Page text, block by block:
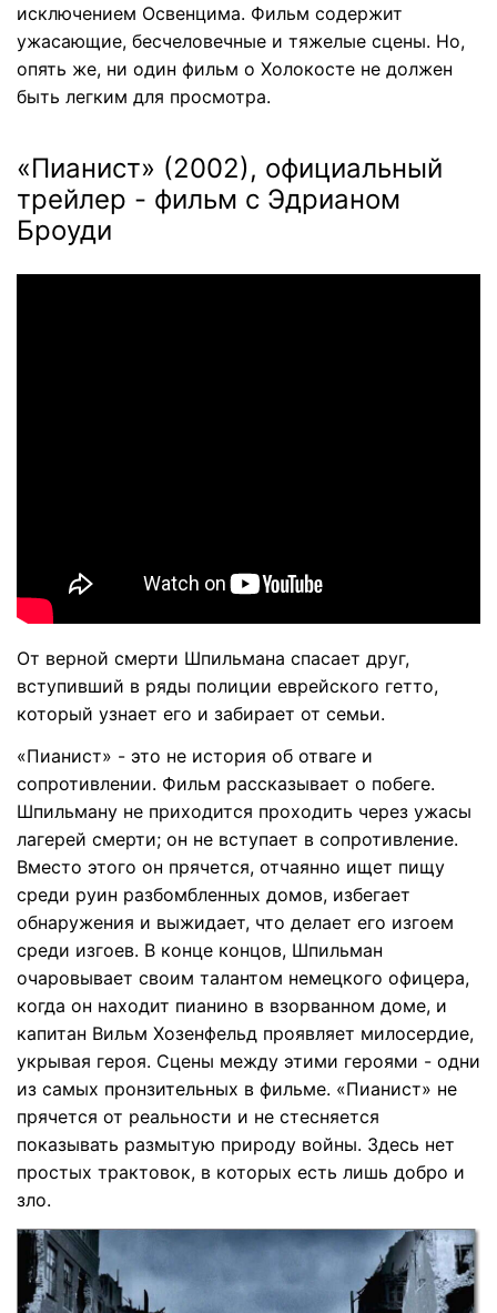
исключением Освенцима. Фильм содержит
ужасающие, бесчеловечные и тяжелые сцены. Но,
опять же, ни один фильм о Холокосте не должен
быть легким для просмотра.
«Пианист» (2002), официальный
трейлер - фильм с Эдрианом
Броуди
От верной смерти Шпильмана спасает друг,
вступивший в ряды полиции еврейского гетто,
который узнает его и забирает от семьи.
«Пианист» - это не история об отваге и
сопротивлении. Фильм рассказывает о побеге.
Шпильману не приходится проходить через ужасы
лагерей смерти; он не вступает в сопротивление.
Вместо этого он прячется, отчаянно ищет пищу
среди руин разбомбленных домов, избегает
обнаружения и выжидает, что делает его изгоем
среди изгоев. В конце концов, Шпильман
очаровывает своим талантом немецкого офицера,
когда он находит пианино в взорванном доме, и
капитан Вильм Хозенфельд проявляет милосердие,
укрывая героя. Сцены между этими героями - одни
из самых пронзительных в фильме. «Пианист» не
прячется от реальности и не стесняется
показывать размытую природу войны. Здесь нет
простых трактовок, в которых есть лишь добро и
зло.